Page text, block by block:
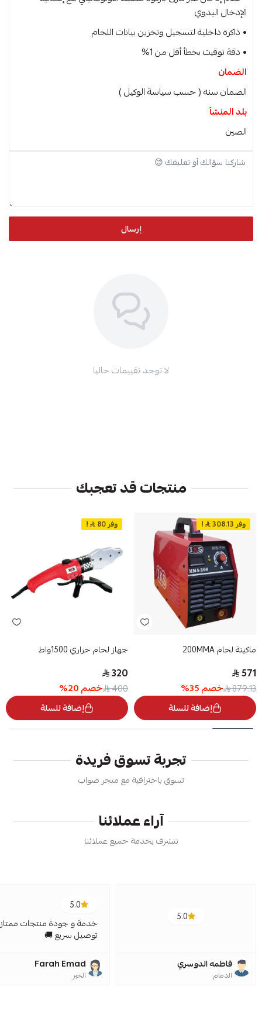
الإدخال اليدوي
• ذاكرة داخلية لتسجيل وتخزين بيانات اللحام
• دقة توقيت بخطأ أقل من ‎1‎%
الضمان
الضمان سنه ( حسب سياسة الوكيل )
بلد المنشأ
الصين
إرسال
لا توجد تقييمات حاليا
منتجات قد تعجبك
وفر 308.13 !
ماكينة لحام 200MMA
571
879.13 خصم35
%
إضافة للسلة
وفر 80 !
جهاز لحام حراري 1500واط
320
400 خصم20
%
إضافة للسلة
تجربة تسوق فريدة
تسوق باحترافية مع متجر صواب
آراء عملائنا
نتشرف بخدمة جميع عملائنا
5.0
فاطمه الدوسري
الدمام
5.0
خدمة و جودة منتجات
توصيل سريع 🚚
Farah Emad
الخبر